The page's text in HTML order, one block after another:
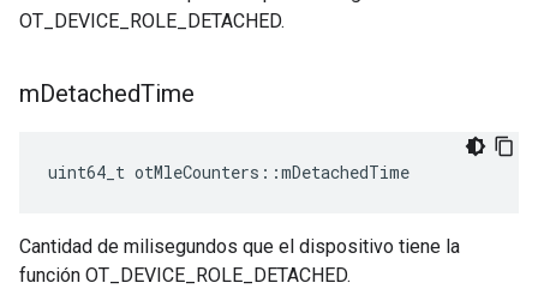
OT_DEVICE_ROLE_DETACHED.
mDetachedTime
uint64_t otMleCounters ::mDetachedTime
Cantidad de milisegundos que el dispositivo tiene la
función OT_DEVICE_ROLE_DETACHED.